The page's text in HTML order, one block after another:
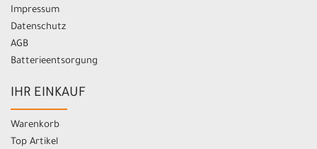
Impressum
Datenschutz
AGB
Batterieentsorgung
IHR EINKAUF
Warenkorb
Top Artikel